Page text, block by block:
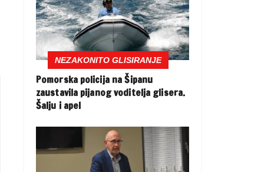
NEZAKONITO GLISIRANJE
Pomorska policija na Šipanu
zaustavila pijanog voditelja glisera.
Šalju i apel